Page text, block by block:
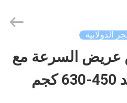
الدولابية
عريض السرعة مع